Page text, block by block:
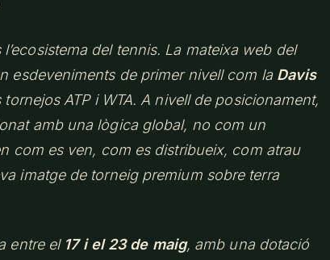
del tennis. La mateixa web del
esdeveniments de primer nivell com la Davis
ATP i WTA. A nivell de posicionament,
amb una lògica global, no com un
com es ven, com es distribueix, com atrau
imatge de torneig premium sobre terra
entre el 17 i el 23 de maig, amb una dotació